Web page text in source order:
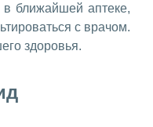
ближайшей аптеке,
с врачом.
здоровья.